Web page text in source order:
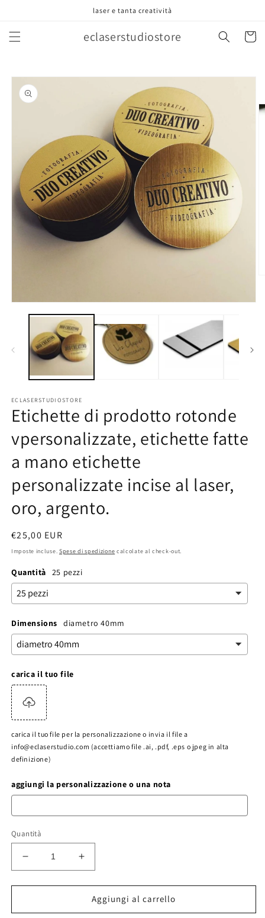
laser e tanta creatività
eclaserstudiostore Carrello
Passa alle
informazioni
sul prodotto
contenuti
finestra
modale
ECLASERSTUDIOSTORE
Etichette di prodotto rotonde
vpersonalizzate, etichette fatte
a mano etichette
personalizzate incise al laser,
oro, argento.
Prezzo
di
€25,00 EUR
Imposte incluse. Spese di spedizione calcolate al check-out.
Quantità 25 pezzi
Dimensions diametro 40mm
carica il tuo file
carica il tuo file per la personalizzazione o invia il file a
info@eclaserstudio.com (accettiamo file .ai, .pdf, .eps o jpeg in alta
definizione)
aggiungi la personalizzazione o una nota
Quantità
Diminuisci
quantità
per
di
Aumenta
quantità
per
Etichette
di
Aggiungi al carrello